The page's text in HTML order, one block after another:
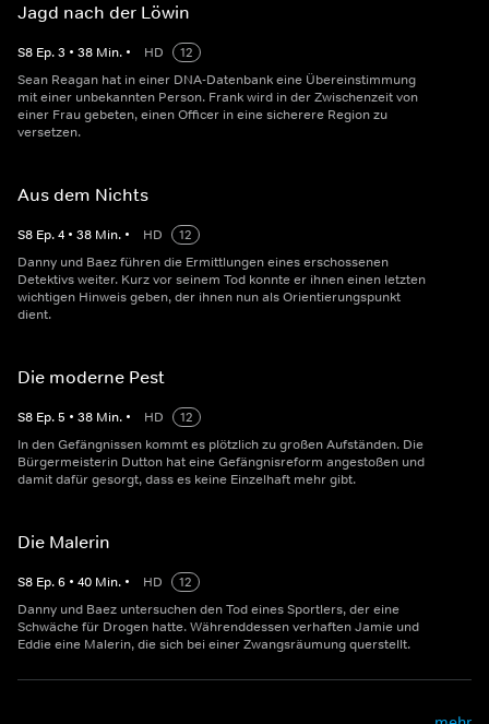
Jagd nach der Löwin
S8 Ep.3 • 38 Min. • HD
12
Sean Reagan hat in einer DNA-Datenbank eine Übereinstimmung
mit einer unbekannten Person. Frank wird in der Zwischenzeit von
einer Frau gebeten, einen Officer in eine sicherere Region zu
versetzen.
Aus dem Nichts
S8 Ep.4 • 38 Min. • HD
12
Danny und Baez führen die Ermittlungen eines erschossenen
Detektivs weiter. Kurz vor seinem Tod konnte er ihnen einen letzten
wichtigen Hinweis geben, der ihnen nun als Orientierungspunkt
dient.
Die moderne Pest
S8 Ep.5 • 38 Min. • HD
12
In den Gefängnissen kommt es plötzlich zu großen Aufständen. Die
Bürgermeisterin Dutton hat eine Gefängnisreform angestoßen und
damit dafür gesorgt, dass es keine Einzelhaft mehr gibt.
Die Malerin
S8 Ep.6 • 40 Min. • HD
12
Danny und Baez untersuchen den Tod eines Sportlers, der eine
Schwäche für Drogen hatte. Währenddessen verhaften Jamie und
Eddie eine Malerin, die sich bei einer Zwangsräumung querstellt.